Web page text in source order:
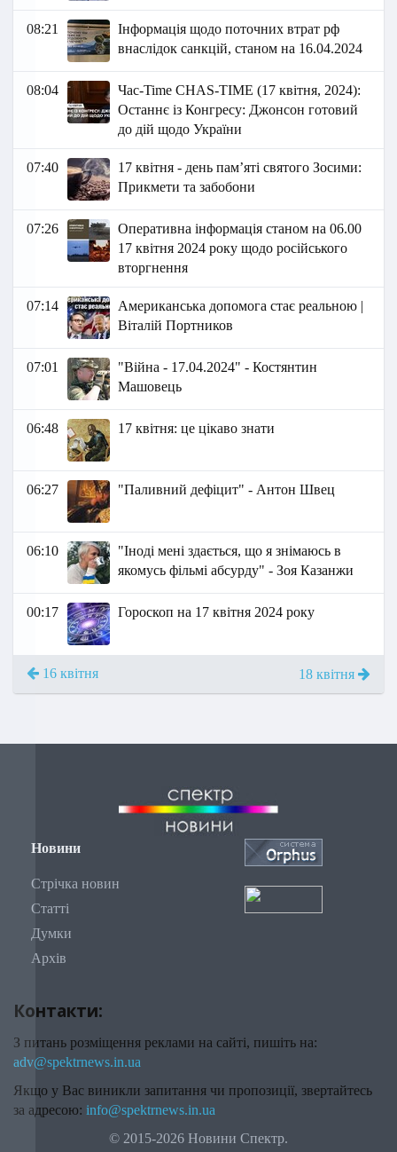
08:21
Інформація щодо поточних втрат рф
внаслідок санкцій, станом на 16.04.2024
08:04
Час-Time CHAS-TIME (17 квітня, 2024):
Останнє із Конгресу: Джонсон готовий
до дій щодо України
07:40
17 квітня - день пам’яті святого Зосими:
Прикмети та забобони
07:26
Оперативна інформація станом на 06.00
17 квітня 2024 року щодо російського
вторгнення
07:14
Американська допомога стає реальною |
Віталій Портников
07:01
"Війна - 17.04.2024" - Костянтин
Машовець
06:48 17 квітня: це цікаво знати
06:27 "Паливний дефіцит" - Антон Швец
06:10
"Іноді мені здається, що я знімаюсь в
якомусь фільмі абсурду" - Зоя Казанжи
00:17 Гороскоп на 17 квітня 2024 року
16 квітня 18 квітня
Новини
Стрічка новин
Статті
Думки
Архів
Контакти:
З питань розміщення реклами на сайті, пишіть на:
adv@spektrnews.in.ua
Якщо у Вас виникли запитання чи пропозиції, звертайтесь
за адресою: info@spektrnews.in.ua
© 2015-2026 Новини Спектр.